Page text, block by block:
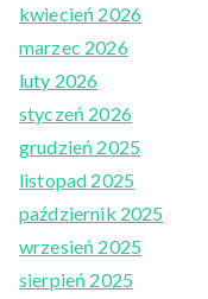
kwiecień 2026
marzec 2026
luty 2026
styczeń 2026
grudzień 2025
listopad 2025
październik 2025
wrzesień 2025
sierpień 2025